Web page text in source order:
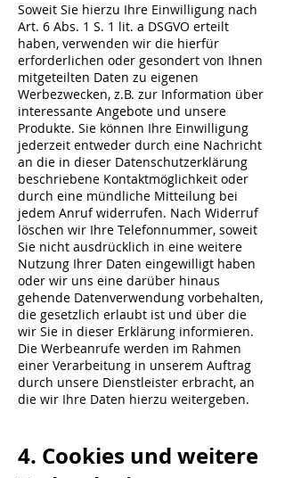
Soweit Sie hierzu Ihre Einwilligung nach
Art. 6 Abs. 1 S. 1 lit. a DSGVO erteilt
haben, verwenden wir die hierfür
erforderlichen oder gesondert von Ihnen
mitgeteilten Daten zu eigenen
Werbezwecken, z.B. zur Information über
interessante Angebote und unsere
Produkte. Sie können Ihre Einwilligung
jederzeit entweder durch eine Nachricht
an die in dieser Datenschutzerklärung
beschriebene Kontaktmöglichkeit oder
durch eine mündliche Mitteilung bei
jedem Anruf widerrufen. Nach Widerruf
löschen wir Ihre Telefonnummer, soweit
Sie nicht ausdrücklich in eine weitere
Nutzung Ihrer Daten eingewilligt haben
oder wir uns eine darüber hinaus
gehende Datenverwendung vorbehalten,
die gesetzlich erlaubt ist und über die
wir Sie in dieser Erklärung informieren.
Die Werbeanrufe werden im Rahmen
einer Verarbeitung in unserem Auftrag
durch unsere Dienstleister erbracht, an
die wir Ihre Daten hierzu weitergeben.
4. Cookies und weitere